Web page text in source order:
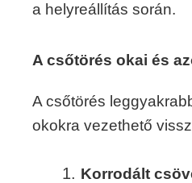
a helyreállítás során.
A csőtörés okai és
A csőtörés
okokra vezethető
Korrodált